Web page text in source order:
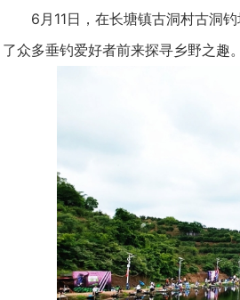
6月11日，在长塘镇古洞村古洞钓
了众多垂钓爱好者前来探寻乡野之趣。